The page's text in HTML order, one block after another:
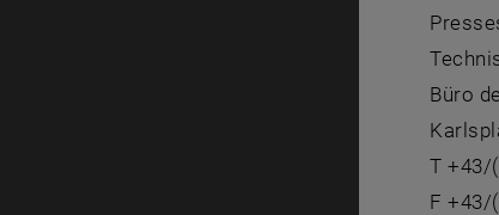
Büro
T +43/
F +43/